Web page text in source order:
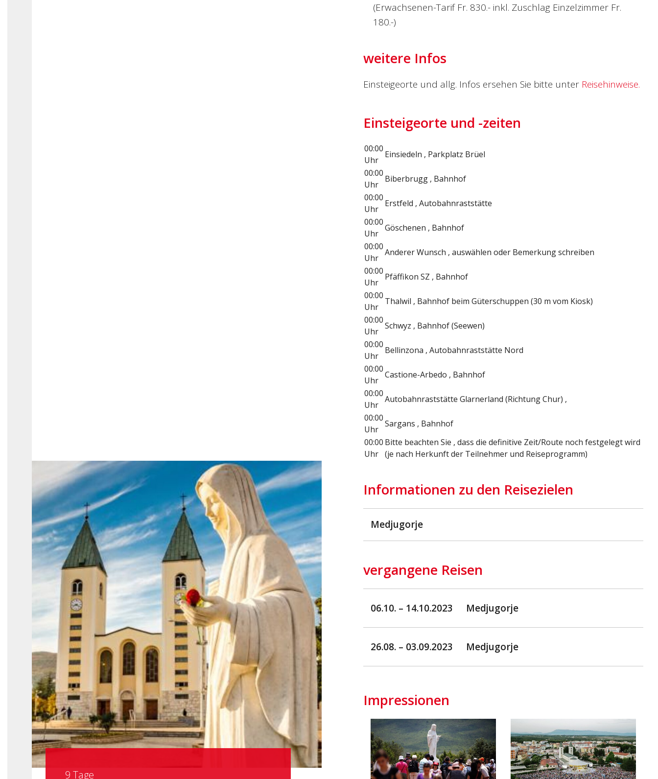
9 Tage
(Erwachsenen-Tarif Fr. 830.- inkl. Zuschlag Einzelzimmer Fr.
180.-)
weitere Infos
Einsteigeorte und allg. Infos ersehen Sie bitte unter Reisehinweise.
Einsteigeorte und -zeiten
00:00
Uhr
Einsiedeln , Parkplatz Brüel
00:00
Uhr
Biberbrugg , Bahnhof
00:00
Uhr
Erstfeld , Autobahnraststätte
00:00
Uhr
Göschenen , Bahnhof
00:00
Uhr
Anderer Wunsch , auswählen oder Bemerkung schreiben
00:00
Uhr
Pfäffikon SZ , Bahnhof
00:00
Uhr
Thalwil , Bahnhof beim Güterschuppen (30 m vom Kiosk)
00:00
Uhr
Schwyz , Bahnhof (Seewen)
00:00
Uhr
Bellinzona , Autobahnraststätte Nord
00:00
Uhr
Castione-Arbedo , Bahnhof
00:00
Uhr
Autobahnraststätte Glarnerland (Richtung Chur) ,
00:00
Uhr
Sargans , Bahnhof
00:00
Uhr
Bitte beachten Sie , dass die definitive Zeit/Route noch festgelegt wird
(je nach Herkunft der Teilnehmer und Reiseprogramm)
Informationen zu den Reisezielen
Medjugorje
vergangene Reisen
06.10. – 14.10.2023 Medjugorje
26.08. – 03.09.2023 Medjugorje
Impressionen